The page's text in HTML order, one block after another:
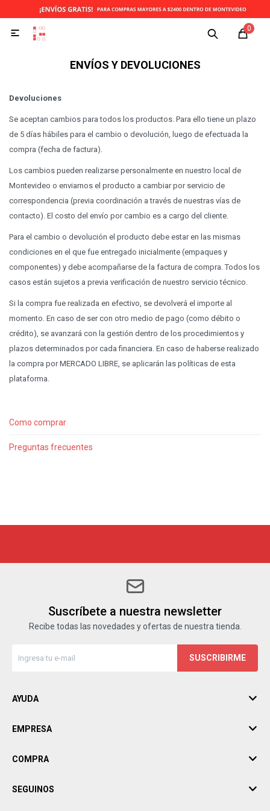
0

ENVÍOS Y DEVOLUCIONES
Devoluciones
Se aceptan cambios para todos los productos. Para ello tiene un plazo
de 5 días hábiles para el cambio o devolución, luego de efectuada la
compra (fecha de factura).
Los cambios pueden realizarse personalmente en nuestro local de
Montevideo o enviarnos el producto a cambiar por servicio de
correspondencia (previa coordinación a través de nuestras vías de
contacto). El costo del envío por cambio es a cargo del cliente.
Para el cambio o devolución el producto debe estar en las mismas
condiciones en el que fue entregado inicialmente (empaques y
componentes) y debe acompañarse de la factura de compra. Todos los
casos están sujetos a previa verificación de nuestro servicio técnico.
Si la compra fue realizada en efectivo, se devolverá el importe al
momento. En caso de ser con otro medio de pago (como débito o
crédito), se avanzará con la gestión dentro de los procedimientos y
plazos determinados por cada financiera. En caso de haberse realizado
la compra por MERCADO LIBRE, se aplicarán las políticas de esta
plataforma.
Como comprar
Preguntas frecuentes
Suscríbete a nuestra newsletter
Recibe todas las novedades y ofertas de nuestra tienda.
SUSCRIBIRME
AYUDA
EMPRESA
COMPRA
SEGUINOS